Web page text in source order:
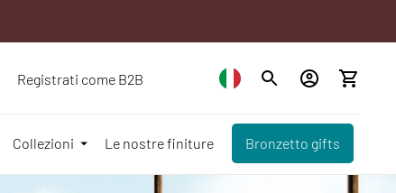
Registrati come B2B
Collezioni Le nostre finiture Bronzetto gifts